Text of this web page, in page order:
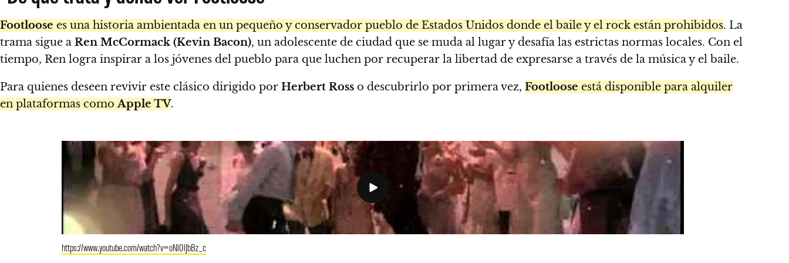
Footloose es una historia ambientada en un pequeño y conservador pueblo de Estados Unidos donde el baile y el rock están prohibidos. La
trama sigue a Ren McCormack (Kevin Bacon), un adolescente de ciudad que se muda al lugar y desafía las estrictas normas locales. Con el
tiempo, Ren logra inspirar a los jóvenes del pueblo para que luchen por recuperar la libertad de expresarse a través de la música y el baile.
Para quienes deseen revivir este clásico dirigido por Herbert Ross o descubrirlo por primera vez, Footloose está disponible para alquiler
en plataformas comoApple TV.
https://www.youtube.com/watch?v=oNl0lJbBz_c